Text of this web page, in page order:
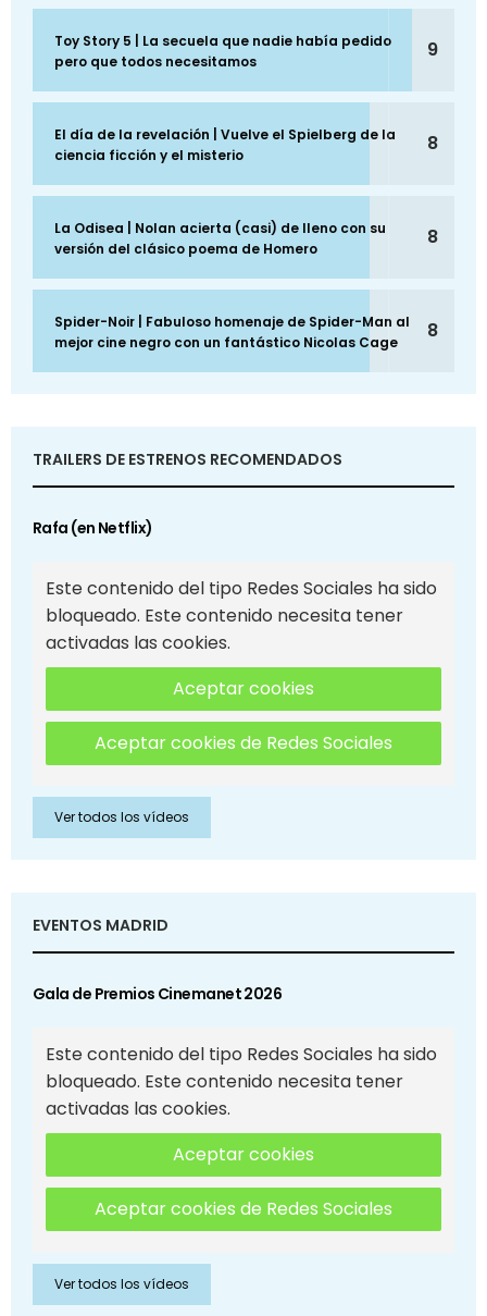
Toy Story 5 | La secuela que nadie había pedido
pero que todos necesitamos
9
El día de la revelación | Vuelve el Spielberg de la
ciencia ficción y el misterio
8
La Odisea | Nolan acierta (casi) de lleno con su
versión del clásico poema de Homero
8
Spider-Noir | Fabuloso homenaje de Spider-Man al
mejor cine negro con un fantástico Nicolas Cage
8
TRAILERS DE ESTRENOS RECOMENDADOS
Rafa (en Netflix)
Este contenido del tipo Redes Sociales ha sido
bloqueado. Este contenido necesita tener
activadas las cookies.
Aceptar cookies
Aceptar cookies de Redes Sociales
Ver todos los vídeos
EVENTOS MADRID
Gala de Premios Cinemanet 2026
Este contenido del tipo Redes Sociales ha sido
bloqueado. Este contenido necesita tener
activadas las cookies.
Aceptar cookies
Aceptar cookies de Redes Sociales
Ver todos los vídeos